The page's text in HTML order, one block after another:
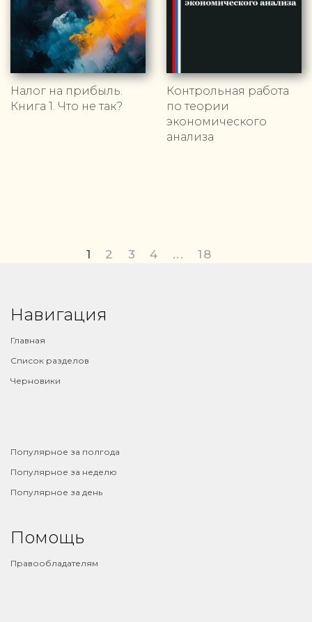
Налог на прибыль.
Книга 1. Что не так?
Контрольная работа
по теории
экономического
анализа
1 2 3 4 ... 18
Навигация
Главная
Список разделов
Черновики
Популярное за полгода
Популярное за неделю
Популярное за день
Помощь
Правообладателям